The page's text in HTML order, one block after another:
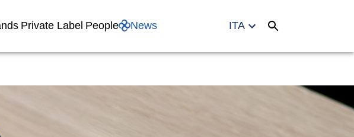
Private Label People News ITA